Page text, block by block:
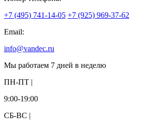
+7 (495) 741-14-05 +7 (925) 969-37-62
Email:
info@vandec.ru
Мы работаем 7 дней в неделю
ПН-ПТ |
9:00-19:00
СБ-ВС |